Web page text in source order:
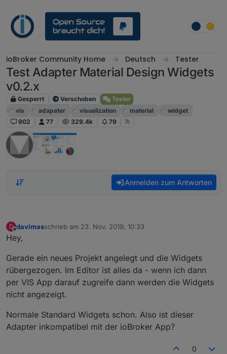
ioBroker Community Home Deutsch Tester
Test Adapter Material Design Widgets
v0.2.x
Gesperrt Verschoben
Tester
vis
adapater visualization material
widget
902
77 329.4k 79
Anmelden zum Antworten
D davimasschrieb am 23. Nov. 2019, 10:33
zuletzt editiert von
Hey,
Gerade ein neues Projekt angelegt und die Widgets
rübergezogen. Im Editor ist alles da - wenn ich dann
per VIS App darauf zugreife dann werden die Widgets
nicht angezeigt.
Normale Standard Widgets schon. Also ist dieser
Adapter inkompatibel mit der ioBroker App?
0